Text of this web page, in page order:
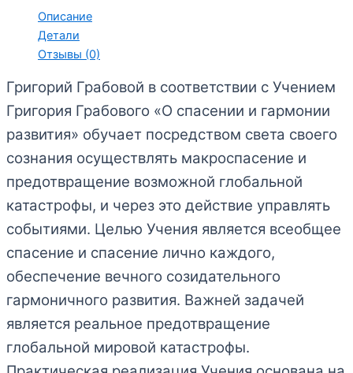
Описание
Детали
Отзывы (0)
Григорий Грабовой в соответствии с Учением
Григория Грабового «О спасении и гармонии
развития» обучает посредством света своего
сознания осуществлять макроспасение и
предотвращение возможной глобальной
катастрофы, и через это действие управлять
событиями. Целью Учения является всеобщее
спасение и спасение лично каждого,
обеспечение вечного созидательного
гармоничного развития. Важней задачей
является реальное предотвращение
глобальной мировой катастрофы.